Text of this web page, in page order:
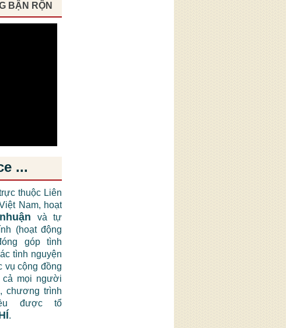
BẬN RỘN
...
thuộc Liên
Nam, hoạt
và tự
(hoạt động
góp tình
tình nguyện
vụ cộng đồng
mọi người
chương trình
được tổ
.